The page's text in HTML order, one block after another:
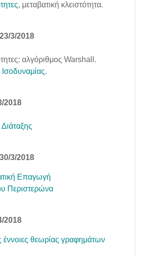
, μεταβατική κλειστότητα.
3/2018
αλγόριθμος Warshall.
Ισοδυναμίας.
2018
Διάταξης
3/2018
Επαγωγή
Περιστερώνα
2018
έννοιες θεωρίας γραφημάτων